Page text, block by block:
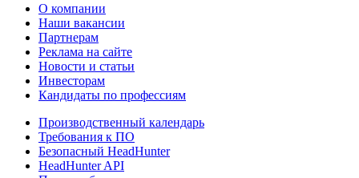
О компании
Наши вакансии
Партнерам
Реклама на сайте
Новости и статьи
Инвесторам
Кандидаты по профессиям
Производственный календарь
Требования к ПО
Безопасный HeadHunter
HeadHunter API